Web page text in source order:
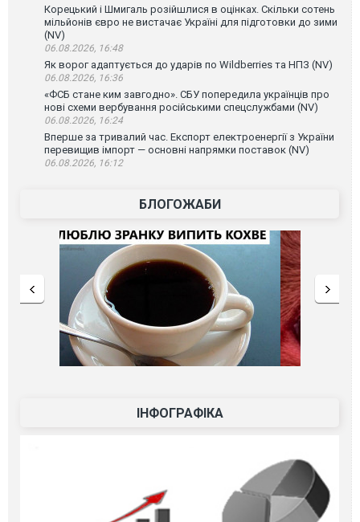
Корецький і Шмигаль розійшлися в оцінках. Скільки сотень
мільйонів євро не вистачає Україні для підготовки до зими
(NV)
06.08.2026, 16:48
Як ворог адаптується до ударів по Wildberries та НПЗ (NV)
06.08.2026, 16:36
«ФСБ стане ким завгодно». СБУ попередила українців про
нові схеми вербування російськими спецслужбами (NV)
06.08.2026, 16:24
Вперше за тривалий час. Експорт електроенергії з України
перевищив імпорт — основні напрямки поставок (NV)
06.08.2026, 16:12
БЛОГОЖАБИ
ІНФОГРАФІКА